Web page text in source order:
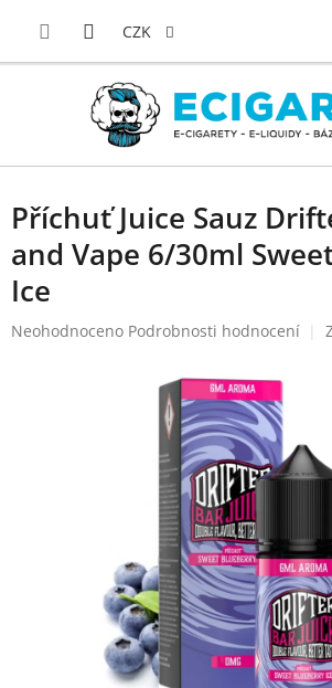
CZK
Příchuť Juice Sauz
and Vape 6/30ml
Ice
Průměrné
Neohodnoceno Podrobnosti hodnocení